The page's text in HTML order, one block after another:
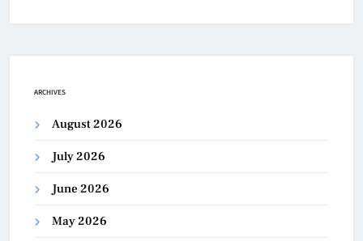
ARCHIVES
August 2026
July 2026
June 2026
May 2026